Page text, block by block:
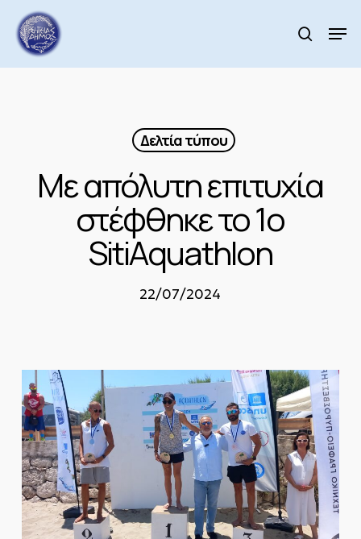
main
content
search
Δελτία τύπου
Με απόλυτη επιτυχία
στέφθηκε το 1ο
SitiAquathlon
22/07/2024
Menu